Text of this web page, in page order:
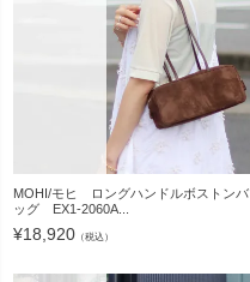
MOHI/モヒ ロングハンドルボストンバ
ッグ EX1-2060A...
¥18,920 （税込）